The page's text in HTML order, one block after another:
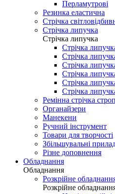
Перламутрові
Резинка еластична
Стрічка
Стрічка липучка
Стрічка липучка
Стрічка
Стрічка
Стрічка
Стрічка
Стрічка
Стрічка
Ремінна стрічка
Органайзери
Манекени
Ручний інструмент
Товари для творчості
Збільшувальні
Різне доповнення
Обладнання
Обладнання
Розкрійне
Розкрійне